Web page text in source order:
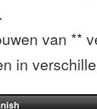
van **
in